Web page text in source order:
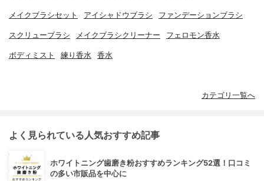
メイクブラシセット アイシャドウブラシ ファンデーションブラシ
スクリューブラシ メイクブラシクリーナー フェロモン香水
ボディミスト 練り香水 香水
カテゴリ一覧へ
よく見られている人気おすすめ記事
ホワイトニング歯磨き粉おすすめランキング52選！口コミ
の多い市販品を中心に